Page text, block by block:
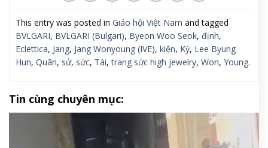
Lee Byung Hun. Ảnh: iMBC